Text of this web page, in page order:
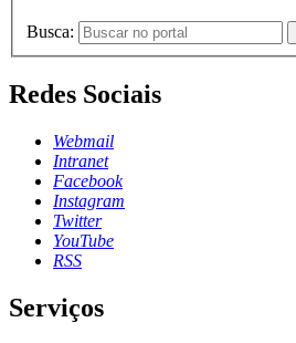
Busca:
Redes Sociais
Webmail
Intranet
Facebook
Instagram
Twitter
YouTube
RSS
Serviços